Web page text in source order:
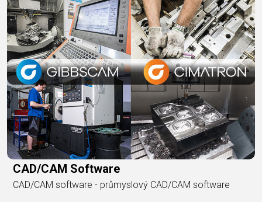
CAD/CAM Software
CAD/CAM software - průmyslový CAD/CAM software